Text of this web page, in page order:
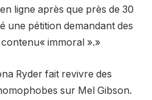
ligne après que près de 30
une pétition demandant des
immoral ».»
Ryder fait revivre des
sur Mel Gibson.